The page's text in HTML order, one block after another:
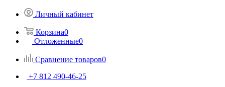
Личный кабинет
Корзина0
Отложенные0
Сравнение товаров0
+7 812 490-46-25